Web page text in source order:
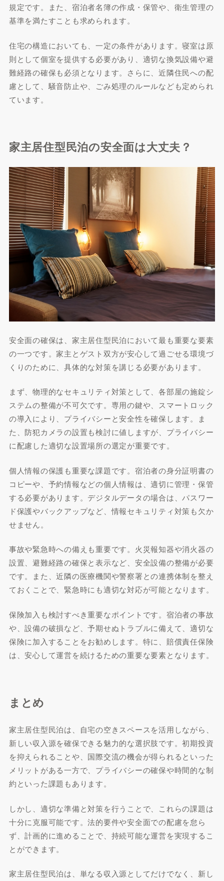
閉じる
規定です。また、宿泊者名簿の作成・保管や、衛生管理の
基準を満たすことも求められます。
住宅の構造においても、一定の条件があります。寝室は原
則として個室を提供する必要があり、適切な換気設備や避
難経路の確保も必須となります。さらに、近隣住民への配
慮として、騒音防止や、ごみ処理のルールなども定められ
ています。
家主居住型民泊の安全面は大丈夫？
安全面の確保は、家主居住型民泊において最も重要な要素
の一つです。家主とゲスト双方が安心して過ごせる環境づ
くりのために、具体的な対策を講じる必要があります。
まず、物理的なセキュリティ対策として、各部屋の施錠シ
ステムの整備が不可欠です。専用の鍵や、スマートロック
の導入により、プライバシーと安全性を確保します。ま
た、防犯カメラの設置も検討に値しますが、プライバシー
に配慮した適切な設置場所の選定が重要です。
個人情報の保護も重要な課題です。宿泊者の身分証明書の
コピーや、予約情報などの個人情報は、適切に管理・保管
する必要があります。デジタルデータの場合は、パスワー
ド保護やバックアップなど、情報セキュリティ対策も欠か
せません。
事故や緊急時への備えも重要です。火災報知器や消火器の
設置、避難経路の確保と表示など、安全設備の整備が必要
です。また、近隣の医療機関や警察署との連携体制を整え
ておくことで、緊急時にも適切な対応が可能となります。
保険加入も検討すべき重要なポイントです。宿泊者の事故
や、設備の破損など、予期せぬトラブルに備えて、適切な
保険に加入することをお勧めします。特に、賠償責任保険
は、安心して運営を続けるための重要な要素となります。
まとめ
家主居住型民泊は、自宅の空きスペースを活用しながら、
新しい収入源を確保できる魅力的な選択肢です。初期投資
を抑えられることや、国際交流の機会が得られるといった
メリットがある一方で、プライバシーの確保や時間的な制
約といった課題もあります。
しかし、適切な準備と対策を行うことで、これらの課題は
十分に克服可能です。法的要件や安全面での配慮を怠ら
ず、計画的に進めることで、持続可能な運営を実現するこ
とができます。
家主居住型民泊は、単なる収入源としてだけでなく、新し